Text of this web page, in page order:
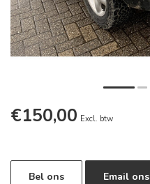
€150,00 Excl. btw
Bel ons Email ons